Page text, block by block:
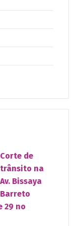
Corte de
trânsito na
Av. Bissaya
Barreto
29 no